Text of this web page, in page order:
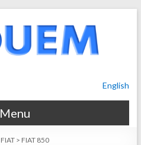
English
Menu
FIAT> FIAT 850